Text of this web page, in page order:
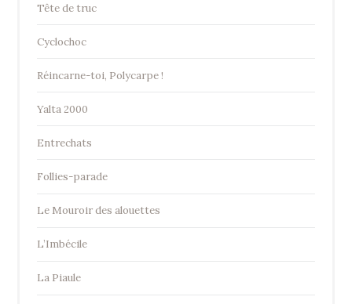
Tête de truc
Cyclochoc
Réincarne-toi, Polycarpe !
Yalta 2000
Entrechats
Follies-parade
Le Mouroir des alouettes
L’Imbécile
La Piaule